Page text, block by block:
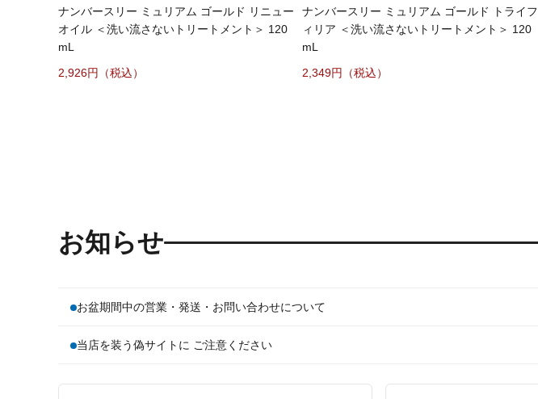
ナンバースリー ミュリアム ゴールド リニュー
オイル ＜洗い流さないトリートメント＞ 120
mL
2,926
ナンバースリー ミュリアム ゴールド トライフ
ィリア ＜洗い流さないトリートメント＞ 120
mL
2,349
お知らせ
お盆期間中の営業・発送・お問い合わせについて
当店を装う偽サイトに ご注意ください